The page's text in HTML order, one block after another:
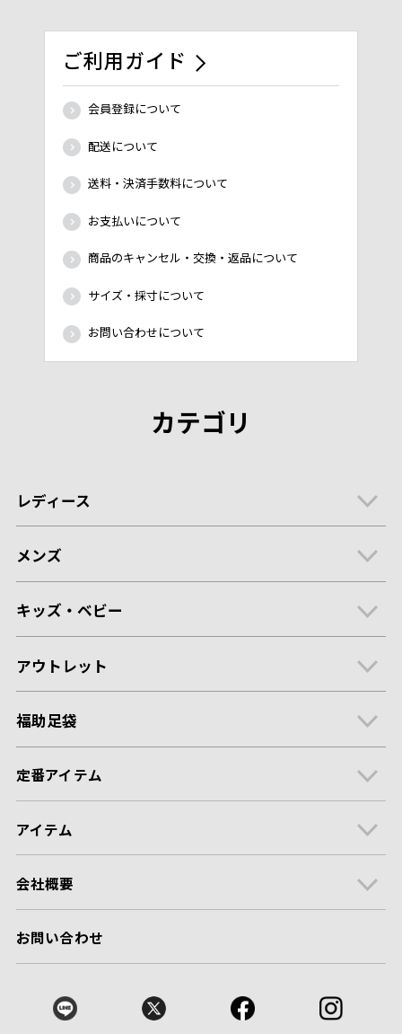
ご利用ガイド
会員登録について
配送について
送料・決済手数料について
お支払いについて
商品のキャンセル・交換・返品について
サイズ・採寸について
お問い合わせについて
カテゴリ
レディース
メンズ
キッズ・ベビー
アウトレット
福助足袋
定番アイテム
アイテム
会社概要
お問い合わせ